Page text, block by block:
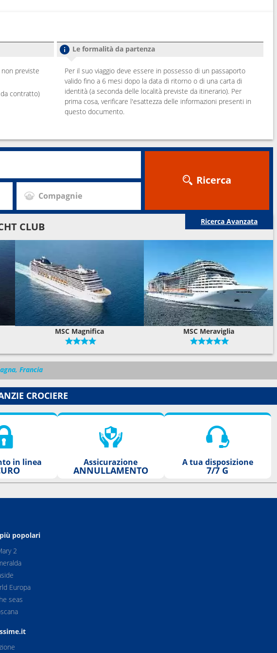
previste
contratto)
Le formalità da partenza
Per il suo viaggio deve essere in possesso di un passaporto
valido fino a 6 mesi dopo la data di ritorno o di una carta di
identità (a seconda delle località previste da itinerario). Per
prima cosa, verificare l'esattezza delle informazioni presenti in
questo documento.
Compagnie
Ricerca
Ricerca Avanzata
CLUB
MSC Magnifica MSC Meraviglia
Francia
CROCIERE
in linea Assicurazione
ANNULLAMENTO
A tua disposizione
7/7 G
popolari
2
Europa
seas